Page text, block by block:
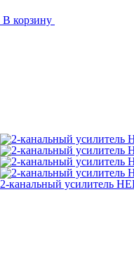
В корзину
2-канальный усилитель